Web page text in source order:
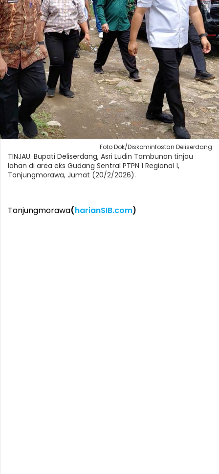
Foto Dok/Diskominfostan Deliserdang
TINJAU: Bupati Deliserdang, Asri Ludin Tambunan tinjau
lahan di area eks Gudang Sentral PTPN 1 Regional 1,
Tanjungmorawa, Jumat (20/2/2026).
Tanjungmorawa(harianSIB.com)